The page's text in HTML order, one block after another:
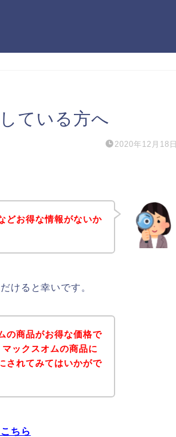
ている方へ
2020年12月18日
どお得な情報がないか
けると幸いです。
の商品がお得な価格で
ックスオムの商品に
されてみてはいかがで
ちら